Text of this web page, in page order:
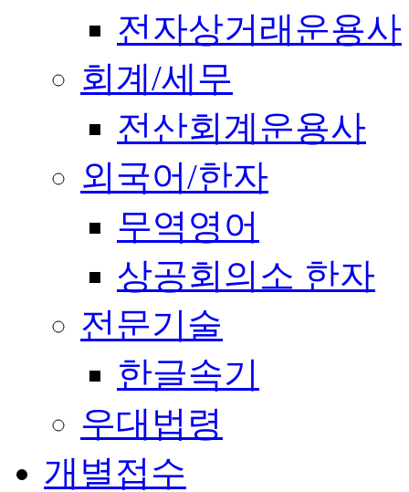
전자상거래운용사
회계/세무
전산회계운용사
외국어/한자
무역영어
상공회의소 한자
전문기술
한글속기
우대법령
개별접수